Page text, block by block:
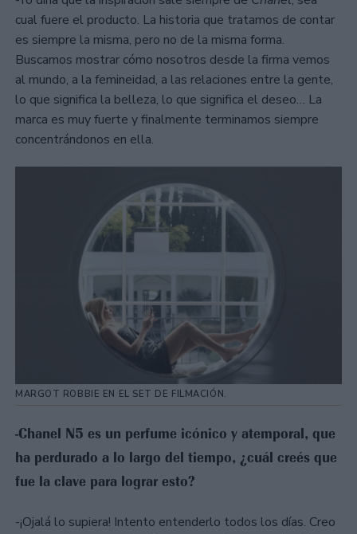
cual fuere el producto. La historia que tratamos de contar
es siempre la misma, pero no de la misma forma.
Buscamos mostrar cómo nosotros desde la firma vemos
al mundo, a la femineidad, a las relaciones entre la gente,
lo que significa la belleza, lo que significa el deseo… La
marca es muy fuerte y finalmente terminamos siempre
concentrándonos en ella.
MARGOT ROBBIE EN EL SET DE FILMACIÓN.
-Chanel N5 es un perfume icónico y atemporal, que
ha perdurado a lo largo del tiempo, ¿cuál creés que
fue la clave para lograr esto?
-¡Ojalá lo supiera! Intento entenderlo todos los días. Creo